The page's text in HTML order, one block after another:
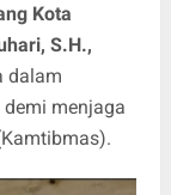
Kota
S.H.,
dalam
menjaga